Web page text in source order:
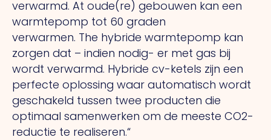
verwarmd. At oude(re) gebouwen kan een
warmtepomp tot 60 graden
verwarmen. The hybride warmtepomp kan
zorgen dat – indien nodig- er met gas bij
wordt verwarmd. Hybride cv-ketels zijn een
perfecte oplossing waar automatisch wordt
geschakeld tussen twee producten die
optimaal samenwerken om de meeste CO2-
reductie te realiseren.“